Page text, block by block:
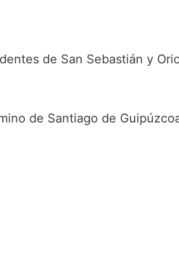
de San Sebastián y
de Santiago de